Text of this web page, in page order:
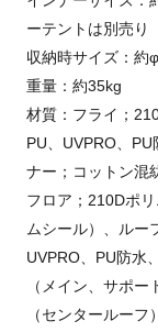
ーテントは別売り
収納時サイズ：約
重量：約35kg
材質：フライ；
PU、UVPRO、
ナー；コットン混
フロア；210Dポ
ムシール）、ルー
UVPRO、PU防水
（メイン、サポ
（センタールー